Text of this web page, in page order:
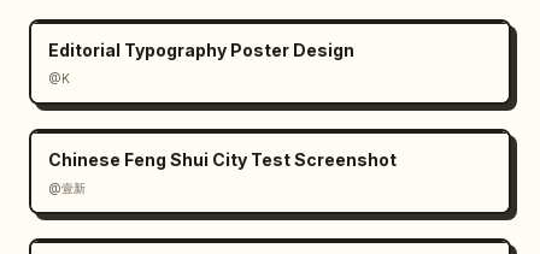
Editorial Typography Poster Design
@K
Chinese Feng Shui City Test Screenshot
@壹新